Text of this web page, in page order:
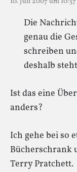
Die
genau die
schreiben
deshalb
Ist das eine
anders?
Ich gehe bei so
Bücherschrank
Terry Pratchett.